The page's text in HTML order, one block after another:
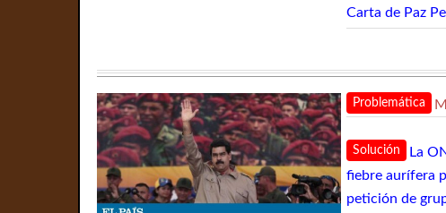
Carta de Paz
Problemática
Solución
La
fiebre aurífera
petición de